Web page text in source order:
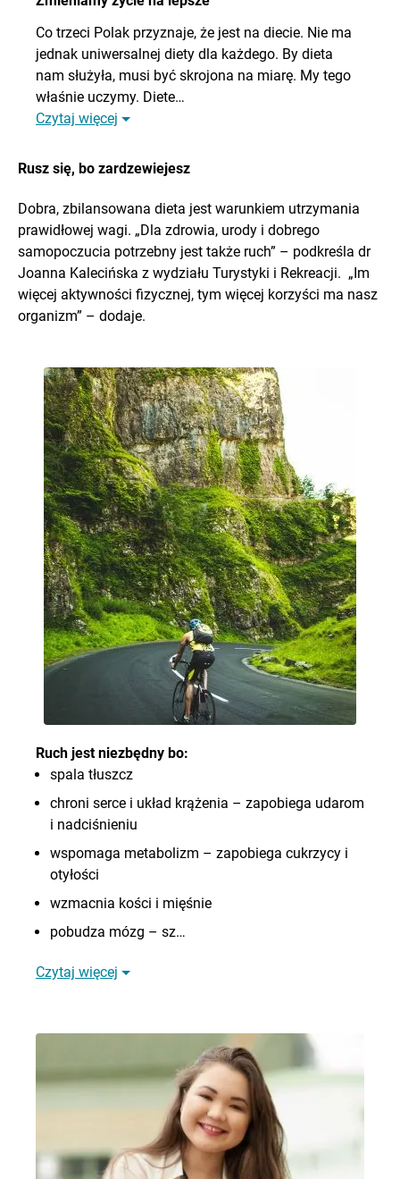
Co trzeci Polak przyznaje, że jest na diecie. Nie ma
jednak uniwersalnej diety dla każdego. By dieta
nam służyła, musi być skrojona na miarę. My tego
właśnie uczymy. Diete…
Czytaj więcej
Rusz się, bo zardzewiejesz
Dobra, zbilansowana dieta jest warunkiem utrzymania
prawidłowej wagi. „Dla zdrowia, urody i dobrego
samopoczucia potrzebny jest także ruch” – podkreśla dr
Joanna Kalecińska z wydziału Turystyki i Rekreacji. „Im
więcej aktywności fizycznej, tym więcej korzyści ma nasz
organizm” – dodaje.
Ruch jest niezbędny bo:
spala tłuszcz
chroni serce i układ krążenia – zapobiega udarom
i nadciśnieniu
wspomaga metabolizm – zapobiega cukrzycy i
otyłości
wzmacnia kości i mięśnie
pobudza mózg – sz…
Czytaj więcej